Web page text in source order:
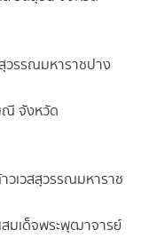
สุวรรณมหาราชปาง
ณี จังหวัด
วเวสสุวรรณมหาราช
มเด็จพระพุฒาจารย์